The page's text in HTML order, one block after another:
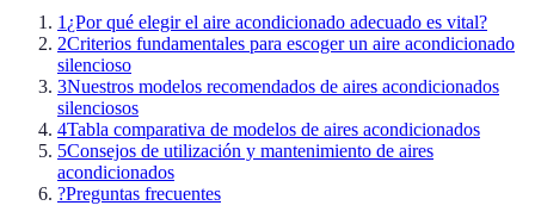
1 ¿Por qué elegir el aire acondicionado adecuado es vital?
2Criterios fundamentales para escoger un aire acondicionado
silencioso
3Nuestros modelos recomendados de aires acondicionados
silenciosos
4Tabla comparativa de modelos de aires acondicionados
5Consejos de utilización y mantenimiento de aires
acondicionados
?Preguntas frecuentes